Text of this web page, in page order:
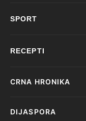
SPORT
RECEPTI
CRNA HRONIKA
DIJASPORA